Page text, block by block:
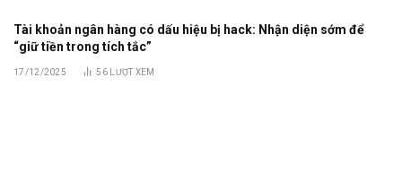
Tài khoản ngân hàng có dấu hiệu bị hack: Nhận diện sớm để
“giữ tiền trong tích tắc”
17/12/2025 56 LƯỢT XEM